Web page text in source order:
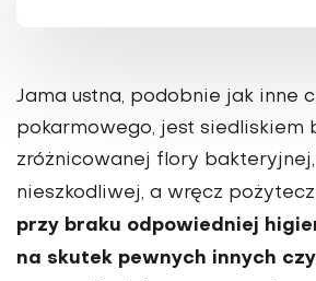
Jama ustna, podobnie jak inne
pokarmowego, jest siedliskiem
zróżnicowanej flory
nieszkodliwej, a wręcz
przy braku odpo­wiedniej
na skutek pewnych innych